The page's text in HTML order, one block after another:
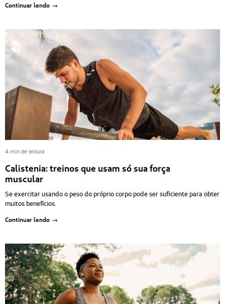
Continuar lendo
4 min de leitura
Calistenia: treinos que usam só sua força
muscular
Se exercitar usando o peso do próprio corpo pode ser suficiente para obter
muitos benefícios.
Continuar lendo